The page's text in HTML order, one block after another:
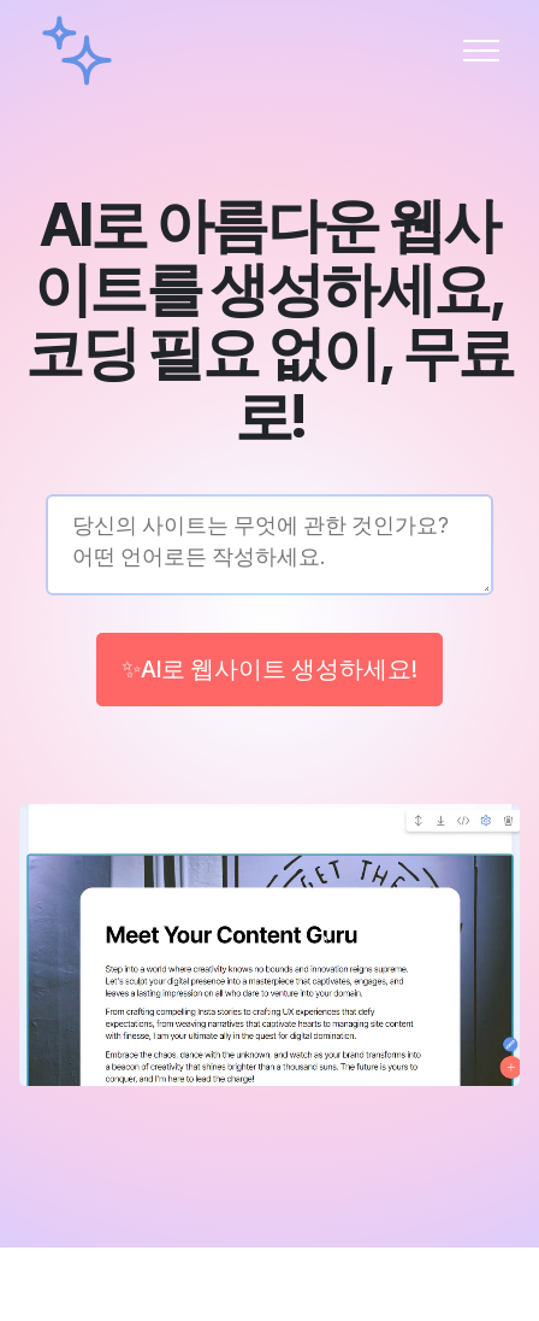
AI로 아름다운 웹사
이트를 생성하세요,
코딩 필요 없이, 무료
로!
✨AI로 웹사이트 생성하세요!